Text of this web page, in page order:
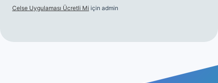
Celse Uygulaması Ücretli Mi için admin